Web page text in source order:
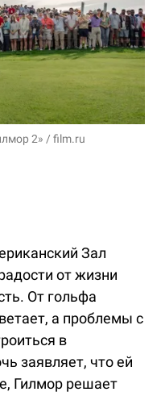
2» / film.ru
Зал
от жизни
От гольфа
а проблемы с
в
заявляет, что ей
Гилмор решает